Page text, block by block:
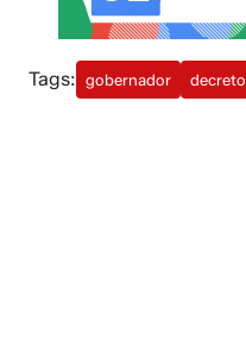
Tags: gobernador decreto